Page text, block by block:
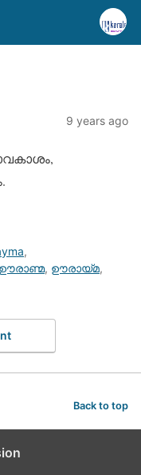
9 years ago
,
ഊരാണ്മ, ഊരായ്മ,
Back to top